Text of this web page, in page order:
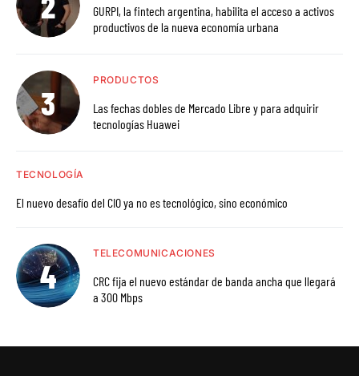
GURPI, la fintech argentina, habilita el acceso a activos
productivos de la nueva economía urbana
PRODUCTOS
Las fechas dobles de Mercado Libre y para adquirir
tecnologías Huawei
TECNOLOGÍA
El nuevo desafío del CIO ya no es tecnológico, sino económico
TELECOMUNICACIONES
CRC fija el nuevo estándar de banda ancha que llegará
a 300 Mbps